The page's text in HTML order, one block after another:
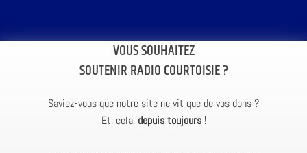
VOUS SOUHAITEZ
SOUTENIR RADIO COURTOISIE ?
Saviez-vous que notre site ne vit que de vos dons ?
Et, cela, depuis toujours !